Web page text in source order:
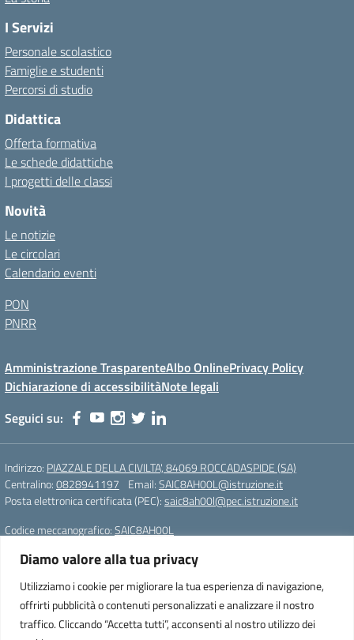
Diamo valore alla tua privacy
Utilizziamo i cookie per migliorare la tua esperienza di navigazione,
offrirti pubblicità o contenuti personalizzati e analizzare il nostro
traffico. Cliccando “Accetta tutti”, acconsenti al nostro utilizzo dei
I Servizi
Personale scolastico
Famiglie e studenti
Percorsi di studio
Didattica
Offerta formativa
Le schede didattiche
I progetti delle classi
Novità
Le notizie
Le circolari
Calendario eventi
PON
PNRR
Amministrazione TrasparenteAlbo OnlinePrivacy Policy
Dichiarazione di accessibilitàNote legali
Seguici su:
Indirizzo: PIAZZALE DELLA CIVILTA', 84069 ROCCADASPIDE (SA)
Centralino:0828941197 Email:SAIC8AH00L@istruzione.it
Posta elettronica certificata (PEC):saic8ah00l@pec.istruzione.it
Codice meccanografico:SAIC8AH00L
Istituto Comprensivo Statale di Roccadaspide (SA)
PIAZZALE DELLA CIVILTA', 84069 ROCCADASPIDE (SA)
Tel. 0828941197 – Fax. 0828941197
e-mail: SAIC8AH00L@istruzione.it